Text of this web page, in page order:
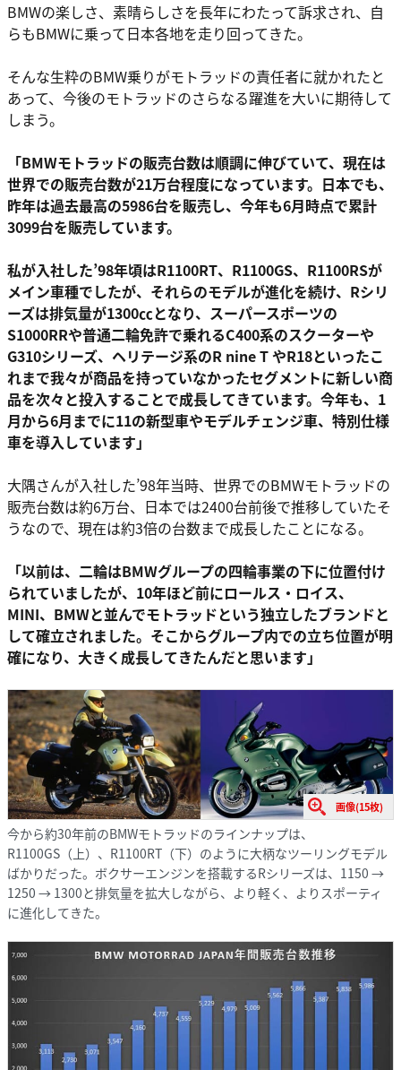
BMWの楽しさ、素晴らしさを長年にわたって訴求され、自
らもBMWに乗って日本各地を走り回ってきた。
そんな生粋のBMW乗りがモトラッドの責任者に就かれたと
あって、今後のモトラッドのさらなる躍進を大いに期待して
しまう。
「BMWモトラッドの販売台数は順調に伸びていて、現在は
世界での販売台数が21万台程度になっています。日本でも、
昨年は過去最高の5986台を販売し、今年も6月時点で累計
3099台を販売しています。
私が入社した’98年頃はR1100RT、R1100GS、R1100RSが
メイン車種でしたが、それらのモデルが進化を続け、Rシリ
ーズは排気量が1300㏄となり、スーパースポーツの
S1000RRや普通二輪免許で乗れるC400系のスクーターや
G310シリーズ、ヘリテージ系のR nine T やR18といったこ
れまで我々が商品を持っていなかったセグメントに新しい商
品を次々と投入することで成長してきています。今年も、1
月から6月までに11の新型車やモデルチェンジ車、特別仕様
車を導入しています」
大隅さんが入社した’98年当時、世界でのBMWモトラッドの
販売台数は約6万台、日本では2400台前後で推移していたそ
うなので、現在は約3倍の台数まで成長したことになる。
「以前は、二輪はBMWグループの四輪事業の下に位置付け
られていましたが、10年ほど前にロールス・ロイス、
MINI、BMWと並んでモトラッドという独立したブランドと
して確立されました。そこからグループ内での立ち位置が明
確になり、大きく成長してきたんだと思います」
画像(15枚)
今から約30年前のBMWモトラッドのラインナップは、
R1100GS（上）、R1100RT（下）のように大柄なツーリングモデル
ばかりだった。ボクサーエンジンを搭載するRシリーズは、1150 →
1250 → 1300と排気量を拡大しながら、より軽く、よりスポーティ
に進化してきた。